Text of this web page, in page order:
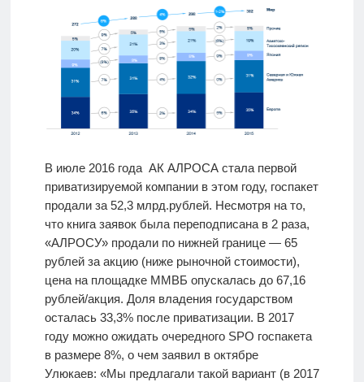
В июле 2016 года АК АЛРОСА стала первой
приватизируемой компании в этом году, госпакет
продали за 52,3 млрд.рублей. Несмотря на то,
что книга заявок была переподписана в 2 раза,
«АЛРОСУ» продали по нижней границе — 65
рублей за акцию (ниже рыночной стоимости),
цена на площадке ММВБ опускалась до 67,16
рублей/акция. Доля владения государством
осталась 33,3% после приватизации. В 2017
году можно ожидать очередного SPO госпакета
в размере 8%, о чем заявил в октябре
Улюкаев: «Мы предлагали такой вариант (в 2017